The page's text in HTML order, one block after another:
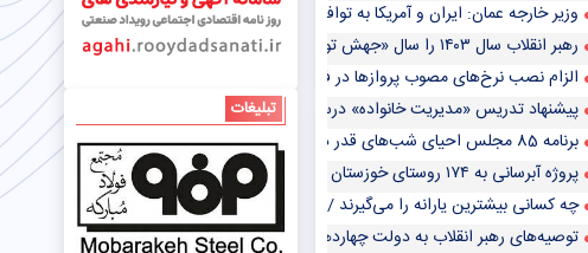
وزیر خارجه عمان: ایران و آمریکا به توافق تبادل زندانیان نزدیک شده‌اند
رهبر انقلاب سال ۱۴۰۳ را سال «جهش تولید با مشارکت مردم» نامگذاری کردند
الزام نصب نرخ‌های مصوب پروازها در فرودگاه مهرآباد
پیشنهاد تدریس «مدیریت خانواده» درسال یازدهم/ امکان ادامه تحصیل دانش‌آموزان متاهل
برنامه 85 مجلس احیای شب‌های قدر در سراسر کشور
پروژه آبرسانی به ۱۷۴ روستای خوزستان افتتاح شد/ بهره‌برداری از واحد گازی نیروگاه سیکل ترکیبی دوکوهه
چه کسانی بیشترین یارانه را می‌گیرند / افت ۲۰درصدی ذخیره سدسفیدرود
توصیه‌های رهبر انقلاب به دولت چهاردهم در مراسم تنفیذ چه بود؟
تبلیغات